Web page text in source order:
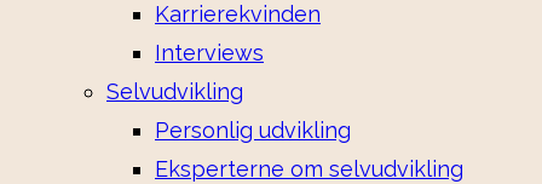
Karrierekvinden
Interviews
Selvudvikling
Personlig udvikling
Eksperterne om selvudvikling